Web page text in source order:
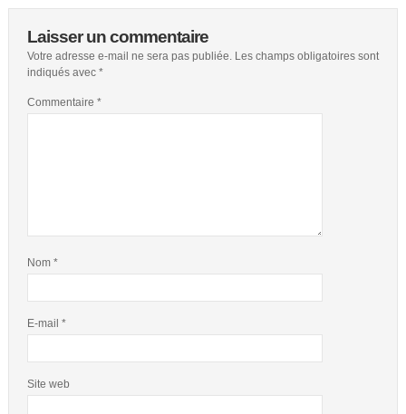
Laisser un commentaire
Votre adresse e-mail ne sera pas publiée. Les champs obligatoires sont
indiqués avec *
Commentaire *
Nom *
E-mail *
Site web